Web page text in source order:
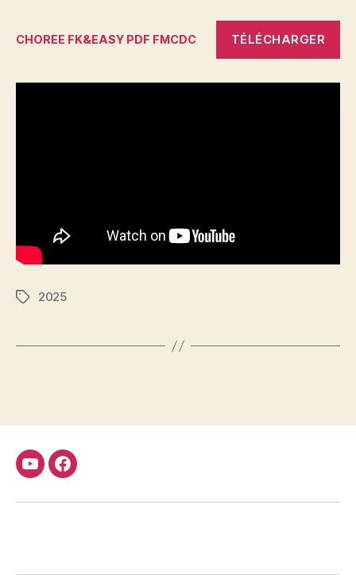
CHOREE FK&EASY PDF FMCDC TÉLÉCHARGER
Étiquettes
2025
YoutubeFacebook